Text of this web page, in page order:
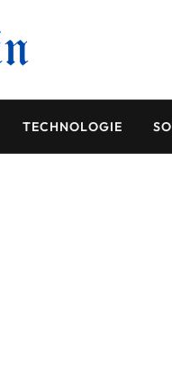
TECHNOLOGIE